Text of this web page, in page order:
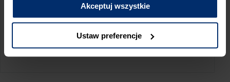
Akceptuj wszystkie
Ustaw preferencje
KALKULATOR ZUŻYCIA
Oblicz, jaką ilość produktów potrzebujesz,
aby perfekcyjnie wygładzić swoje ściany.